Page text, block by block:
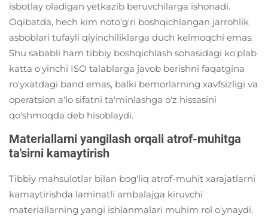
isbotlay oladigan yetkazib beruvchilarga ishonadi.
Oqibatda, hech kim noto'g'ri boshqichlangan jarrohlik
asboblari tufayli qiyinchiliklarga duch kelmoqchi emas.
Shu sababli ham tibbiy boshqichlash sohasidagi ko'plab
katta o'yinchi ISO talablarga javob berishni faqatgina
ro'yxatdagi band emas, balki bemorlarning xavfsizligi va
operatsion a'lo sifatni ta'minlashga o'z hissasini
qo'shmoqda deb hisoblaydi.
Materiallarni yangilash orqali atrof-muhitga
ta'sirni kamaytirish
Tibbiy mahsulotlar bilan bog'liq atrof-muhit xarajatlarni
kamaytirishda laminatli ambalajga kiruvchi
materiallarning yangi ishlanmalari muhim rol o'ynaydi.